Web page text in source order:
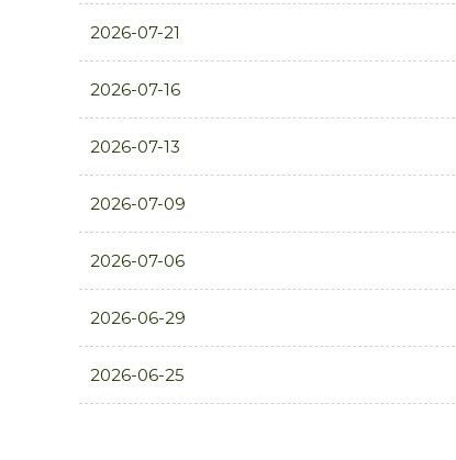
2026-07-21
2026-07-16
2026-07-13
2026-07-09
2026-07-06
2026-06-29
2026-06-25